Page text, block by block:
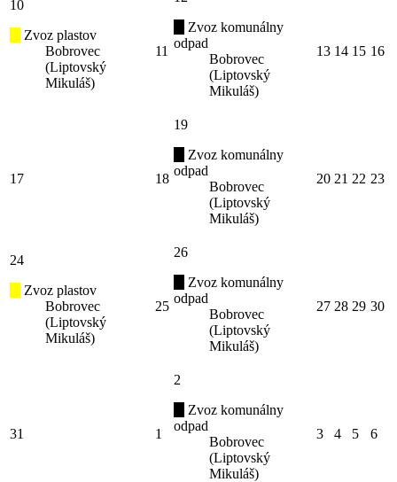
10
Zvoz plastov
Bobrovec
(Liptovský
Mikuláš)
11
Zvoz komunálny
odpad
Bobrovec
(Liptovský
Mikuláš)
13 14 15 16
17 18
19
Zvoz komunálny
odpad
Bobrovec
(Liptovský
Mikuláš)
20 21 22 23
24
Zvoz plastov
Bobrovec
(Liptovský
Mikuláš)
25
26
Zvoz komunálny
odpad
Bobrovec
(Liptovský
Mikuláš)
27 28 29 30
31 1
2
Zvoz komunálny
odpad
Bobrovec
(Liptovský
Mikuláš)
3 4 5 6